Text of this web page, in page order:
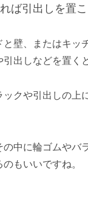
ば引出しを置こ
と壁、またはキッ
出しなどを置く
ックや引出しの上
の中に輪ゴムやバ
もいいですね。